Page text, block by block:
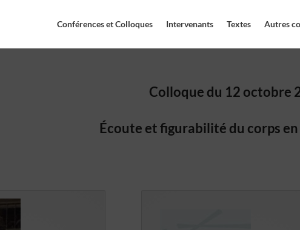
Conférences et Colloques Intervenants Textes Autres
Colloque du 12 octobre
Écoute et figurabilité du corps